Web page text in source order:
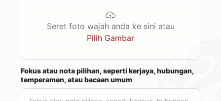
Seret foto wajah anda ke sini atau
Pilih Gambar
Fokus atau nota pilihan, seperti kerjaya, hubungan,
temperamen, atau bacaan umum